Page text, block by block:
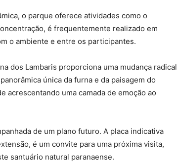
o parque oferece atividades como o
é frequentemente realizado em
o ambiente e entre os participantes.
dos Lambaris proporciona uma mudança radical
única da furna e da paisagem do
acrescentando uma camada de emoção ao
de um plano futuro. A placa indicativa
é um convite para uma próxima visita,
santuário natural paranaense.